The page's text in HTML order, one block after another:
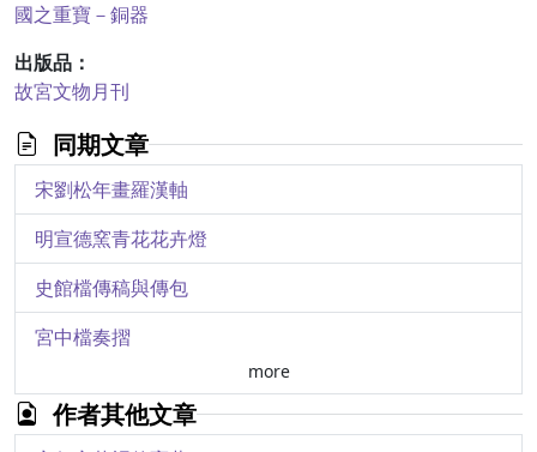
國之重寶－銅器
出版品：
故宮文物月刊
同期文章
宋劉松年畫羅漢軸
明宣德窯青花花卉燈
史館檔傳稿與傳包
宮中檔奏摺
起居注冊
more
作者其他文章